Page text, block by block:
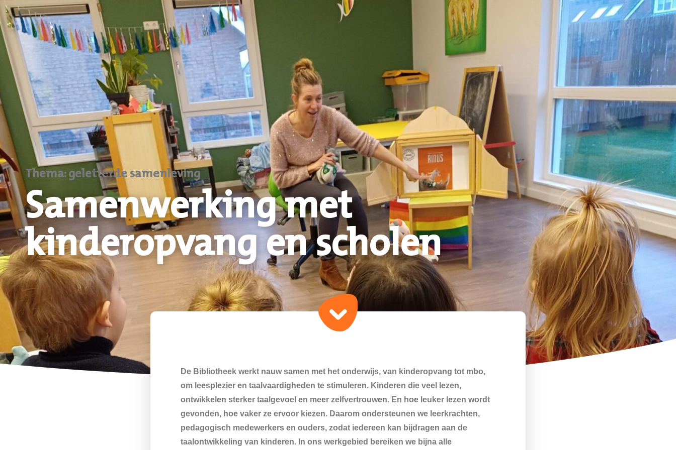
Thema: geletterde samenleving
Samenwerking met
kinderopvang en scholen
De Bibliotheek werkt nauw samen met het onderwijs, van kinderopvang tot mbo,
om leesplezier en taalvaardigheden te stimuleren. Kinderen die veel lezen,
ontwikkelen sterker taalgevoel en meer zelfvertrouwen. En hoe leuker lezen wordt
gevonden, hoe vaker ze ervoor kiezen. Daarom ondersteunen we leerkrachten,
pedagogisch medewerkers en ouders, zodat iedereen kan bijdragen aan de
taalontwikkeling van kinderen. In ons werkgebied bereiken we bijna alle